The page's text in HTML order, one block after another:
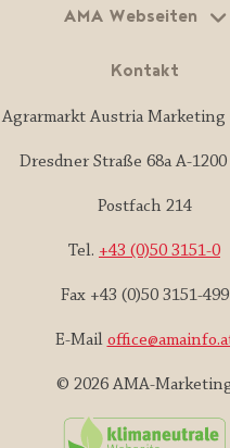
AMA Webseiten
Kontakt
Agrarmarkt Austria Marketing
Dresdner Straße 68a A-
Postfach 214
Tel. +43 (0)50 3151-0
Fax +43 (0)50 3151-499
E-Mail
© 2026 AMA-